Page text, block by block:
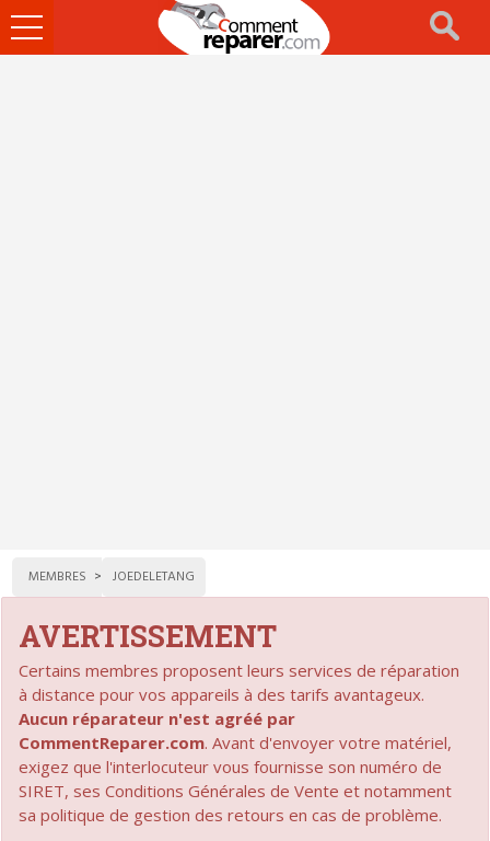
Ouvrir
le
MEMBRES JOEDELETANG
AVERTISSEMENT
Certains membres proposent leurs services de réparation
à distance pour vos appareils à des tarifs avantageux.
Aucun réparateur n'est agréé par
CommentReparer.com. Avant d'envoyer votre matériel,
exigez que l'interlocuteur vous fournisse son numéro de
SIRET, ses Conditions Générales de Vente et notamment
sa politique de gestion des retours en cas de problème.